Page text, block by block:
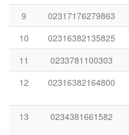
9 02317176279863
10
02316382135825
11
0233781100303
12
02316382164800
13 0234381661582